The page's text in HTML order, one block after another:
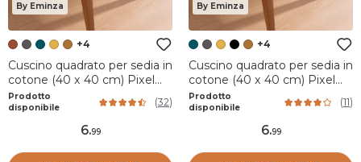
By Eminza
+4
Cuscino quadrato per sedia in
cotone (40 x 40 cm) Pixel
Terracotta
Prodotto
disponibile
(32)
6.99
By Eminza
+4
Cuscino quadrato per sedia in
cotone (40 x 40 cm) Pixel
Blu anatra
Prodotto
disponibile
(11)
6.99